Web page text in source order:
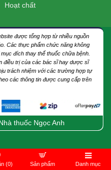
Hoạt chất
được tổng hợp từ nhiều nguồn
Các thực phẩm chức năng không
đích thay thế thuốc chữa bệnh.
điều trị của các bác sĩ hay dược sĩ
trách nhiệm với các trường hợp tự
các thông tin được cung cấp trên
thuốc Ngọc Anh
(0) Sản phẩm Danh mục